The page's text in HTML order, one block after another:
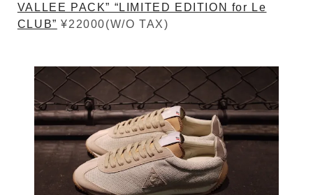
VALLEE PACK” “LIMITED EDITION for Le
CLUB” ¥22000(W/O TAX)